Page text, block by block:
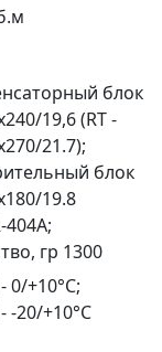
блок
19,6 (RT -
21.7);
блок
19.8
гр 1300
0/+10°С;
-20/+10°С